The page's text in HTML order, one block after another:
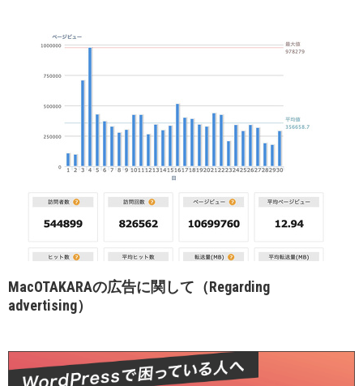
MacOTAKARAの広告に関して（Regarding
advertising）